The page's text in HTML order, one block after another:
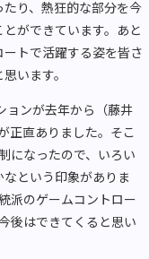
り、熱狂的な部分を今
ができています。あと
トで活躍する姿を皆さ
います。
ョンが去年から（藤井
正直ありました。そこ
になったので、いろい
という印象がありま
派のゲームコントロー
後はできてくると思い